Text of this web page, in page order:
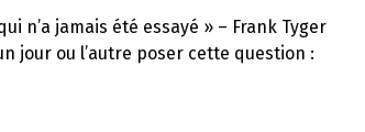
n’a jamais été essayé » – Frank Tyger
jour ou l’autre poser cette question :